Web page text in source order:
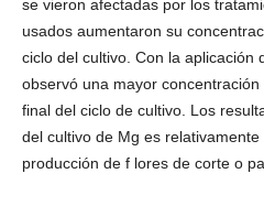
se vieron afectadas por los
usados aumentaron su
ciclo del cultivo. Con la aplicación
observó una mayor
final del ciclo de cultivo. Los
del cultivo de Mg es
producción de f lores de corte o